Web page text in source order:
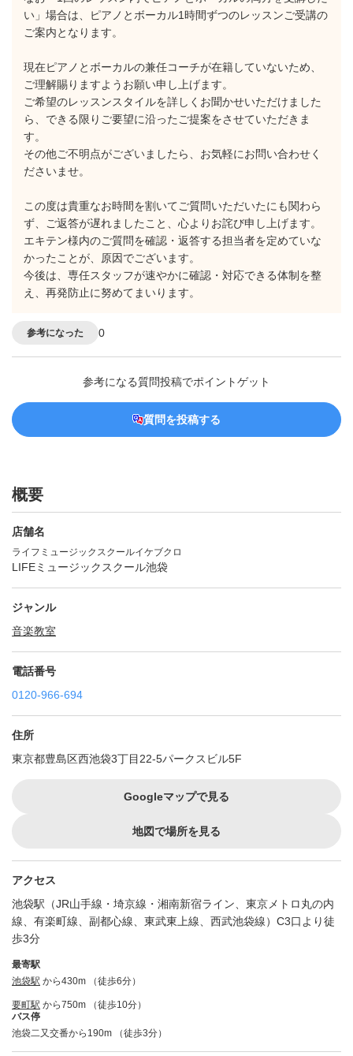
い」場合は、ピアノとボーカル1時間ずつのレッスンご受講の
ご案内となります。
現在ピアノとボーカルの兼任コーチが在籍していないため、
ご理解賜りますようお願い申し上げます。
ご希望のレッスンスタイルを詳しくお聞かせいただけました
ら、できる限りご要望に沿ったご提案をさせていただきま
す。
その他ご不明点がございましたら、お気軽にお問い合わせく
ださいませ。
この度は貴重なお時間を割いてご質問いただいたにも関わら
ず、ご返答が遅れましたこと、心よりお詫び申し上げます。
エキテン様内のご質問を確認・返答する担当者を定めていな
かったことが、原因でございます。
今後は、専任スタッフが速やかに確認・対応できる体制を整
え、再発防止に努めてまいります。
参考になった 0
参考になる質問投稿でポイントゲット
質問を投稿する
概要
店舗名
ライフミュージックスクールイケブクロ
LIFEミュージックスクール池袋
ジャンル
音楽教室
電話番号
0120-966-694
住所
東京都豊島区西池袋3丁目22-5パークスビル5F
Googleマップで見る
地図で場所を見る
アクセス
池袋駅（JR山手線・埼京線・湘南新宿ライン、東京メトロ丸の内
線、有楽町線、副都心線、東武東上線、西武池袋線）C3口より徒
歩3分
最寄駅
池袋駅 から430m （徒歩6分）
要町駅 から750m （徒歩10分）
バス停
池袋二又交番から190m （徒歩3分）